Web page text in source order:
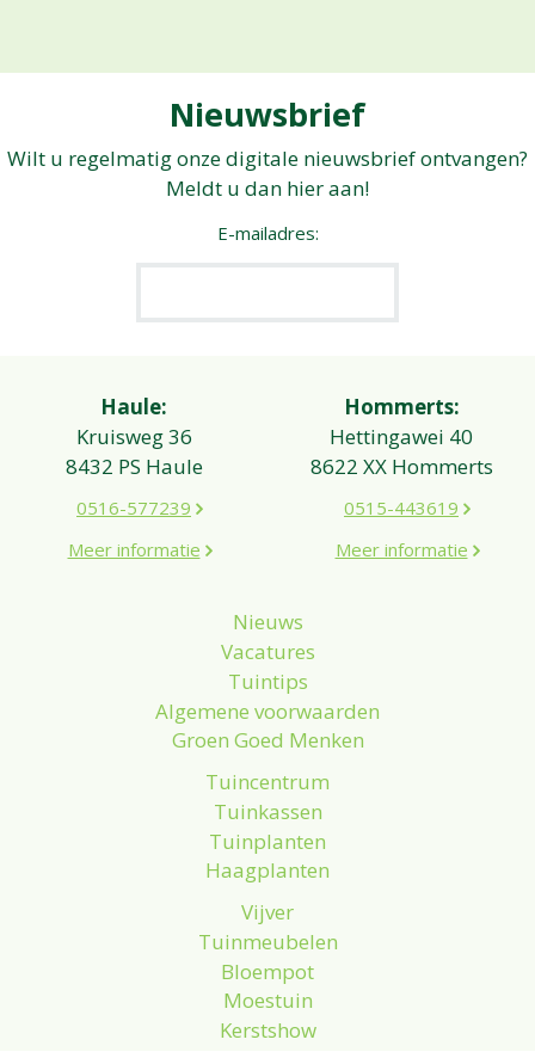
Nieuwsbrief
Wilt u regelmatig onze digitale nieuwsbrief ontvangen?
Meldt u dan hier aan!
E-mailadres:
Haule:
Kruisweg 36
8432 PS Haule
0516-577239
Meer informatie
Hommerts:
Hettingawei 40
8622 XX Hommerts
0515-443619
Meer informatie
Nieuws
Vacatures
Tuintips
Algemene voorwaarden
Groen Goed Menken
Tuincentrum
Tuinkassen
Tuinplanten
Haagplanten
Vijver
Tuinmeubelen
Bloempot
Moestuin
Kerstshow